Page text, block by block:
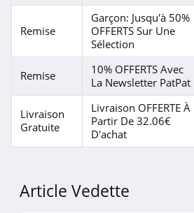
Remise
Garçon: Jusqu'à 50%
OFFERTS Sur Une
Sélection
Remise
10% OFFERTS Avec
La Newsletter PatPat
Livraison
Gratuite
Livraison OFFERTE À
Partir De 32.06€
D'achat
Article Vedette